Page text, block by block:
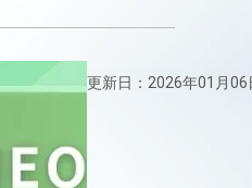
更新日：2026年01月06